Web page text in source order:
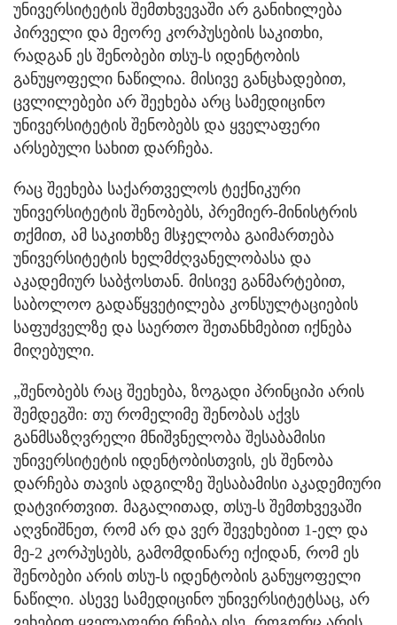
უნივერსიტეტის შემთხვევაში არ განიხილება
პირველი და მეორე კორპუსების საკითხი,
რადგან ეს შენობები თსუ-ს იდენტობის
განუყოფელი ნაწილია. მისივე განცხადებით,
ცვლილებები არ შეეხება არც სამედიცინო
უნივერსიტეტის შენობებს და ყველაფერი
არსებული სახით დარჩება.
რაც შეეხება საქართველოს ტექნიკური
უნივერსიტეტის შენობებს, პრემიერ-მინისტრის
თქმით, ამ საკითხზე მსჯელობა გაიმართება
უნივერსიტეტის ხელმძღვანელობასა და
აკადემიურ საბჭოსთან. მისივე განმარტებით,
საბოლოო გადაწყვეტილება კონსულტაციების
საფუძველზე და საერთო შეთანხმებით იქნება
მიღებული.
„შენობებს რაც შეეხება, ზოგადი პრინციპი არის
შემდეგში: თუ რომელიმე შენობას აქვს
განმსაზღვრელი მნიშვნელობა შესაბამისი
უნივერსიტეტის იდენტობისთვის, ეს შენობა
დარჩება თავის ადგილზე შესაბამისი აკადემიური
დატვირთვით. მაგალითად, თსუ-ს შემთხვევაში
აღვნიშნეთ, რომ არ და ვერ შევეხებით 1-ელ და
მე-2 კორპუსებს, გამომდინარე იქიდან, რომ ეს
შენობები არის თსუ-ს იდენტობის განუყოფელი
ნაწილი. ასევე სამედიცინო უნივერსიტეტსაც, არ